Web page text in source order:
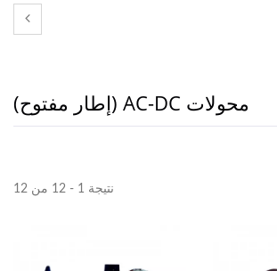
محولات AC-DC (إطار مفتوح)
نتيجة 1 - 12 من 12